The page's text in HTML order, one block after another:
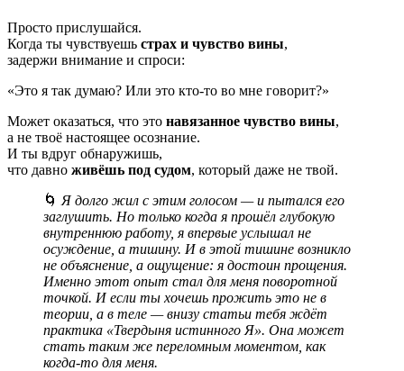
Просто прислушайся.
Когда ты чувствуешь страх и чувство вины,
задержи внимание и спроси:
«Это я так думаю? Или это кто-то во мне говорит?»
Может оказаться, что это навязанное чувство вины,
а не твоё настоящее осознание.
И ты вдруг обнаружишь,
что давно живёшь под судом, который даже не твой.
🌀 Я долго жил с этим голосом — и пытался его
заглушить. Но только когда я прошёл глубокую
внутреннюю работу, я впервые услышал не
осуждение, а тишину. И в этой тишине возникло
не объяснение, а ощущение: я достоин прощения.
Именно этот опыт стал для меня поворотной
точкой. И если ты хочешь прожить это не в
теории, а в теле — внизу статьи тебя ждёт
практика «Твердыня истинного Я». Она может
стать таким же переломным моментом, как
когда-то для меня.